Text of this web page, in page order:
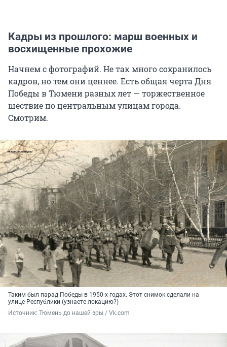
Кадры из прошлого: марш военных и
восхищенные прохожие
Начнем с фотографий. Не так много сохранилось
кадров, но тем они ценнее. Есть общая черта Дня
Победы в Тюмени разных лет — торжественное
шествие по центральным улицам города.
Смотрим.
Таким был парад Победы в 1950-х годах. Этот снимок сделали на
улице Республики (узнаете локацию?)
Источник: Тюмень до нашей эры / Vk.com